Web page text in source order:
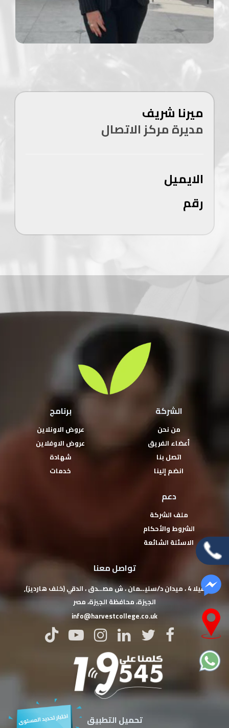
ميرنا شريف
مديرة مركز الاتصال
الايميل
رقم
الشركة
من نحن
أعضاء الفريق
اتصل بنا
انضم إلينا
برنامج
عروض الاونلاين
عروض الاوفلاين
شهادة
خدمات
دعم
ملف الشركة
الشروط والأحكام
الاسئلة الشائعة
تواصل معنا
فيلا 4 ، ميدان د/سليــمان ، ش مصــدق ، الدقي (خلف هارديز),
‏الجيزة‏، ‏محافظة الجيزة‏، ‏مصر‏
info@harvestcollege.co.uk
تحميل التطبيق